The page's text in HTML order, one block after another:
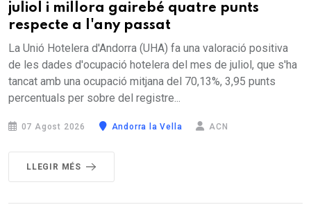
juliol i millora gairebé quatre punts
respecte a l'any passat
La Unió Hotelera d'Andorra (UHA) fa una valoració positiva
de les dades d'ocupació hotelera del mes de juliol, que s'ha
tancat amb una ocupació mitjana del 70,13%, 3,95 punts
percentuals per sobre del registre...
07 Agost 2026 Andorra la Vella ACN
LLEGIR MÉS